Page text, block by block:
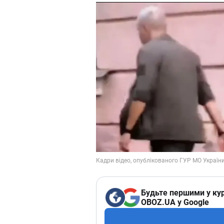
Будьте першими у
OBOZ.UA у Google